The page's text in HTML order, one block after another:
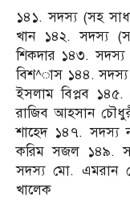
১৪১. সদস্য (সহ
খান ১৪২. সদস্য
শিকদার ১৪৩. সদস্য
বিশ^াস ১৪৪. সদস্য
ইসলাম বিপ্লব ১৪৫.
রাজিব আহসান
শাহেদ ১৪৭. সদস্য
করিম সজল ১৪৯.
সদস্য মো. এমরান
খালেক